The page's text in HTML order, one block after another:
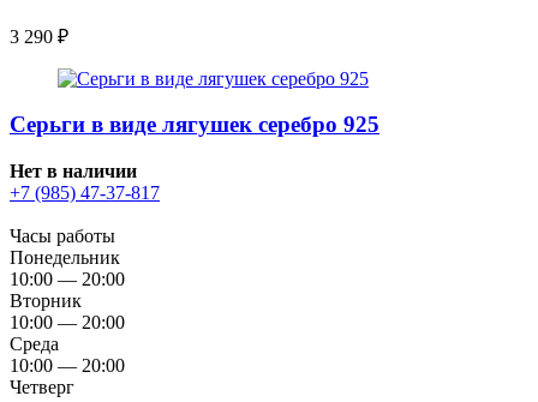
3 290 ₽
Серьги в виде лягушек серебро 925
Нет в наличии
+7 (985) 47-37-817
Часы работы
Понедельник
10:00 — 20:00
Вторник
10:00 — 20:00
Среда
10:00 — 20:00
Четверг